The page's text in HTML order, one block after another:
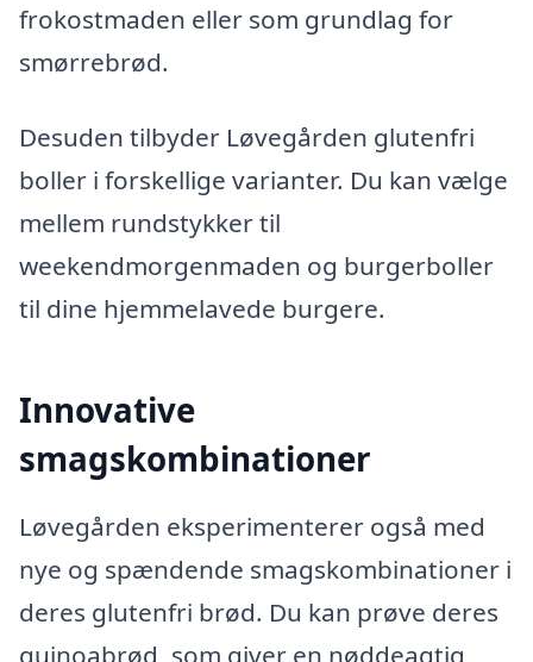
frokostmaden eller som grundlag for
smørrebrød.
Desuden tilbyder Løvegården glutenfri
boller i forskellige varianter. Du kan vælge
mellem rundstykker til
weekendmorgenmaden og burgerboller
til dine hjemmelavede burgere.
Innovative
smagskombinationer
Løvegården eksperimenterer også med
nye og spændende smagskombinationer i
deres glutenfri brød. Du kan prøve deres
quinoabrød, som giver en nøddeagtig